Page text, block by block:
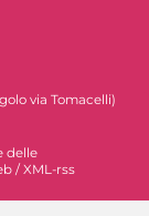
via Tomacelli)
delle
/XML-rss